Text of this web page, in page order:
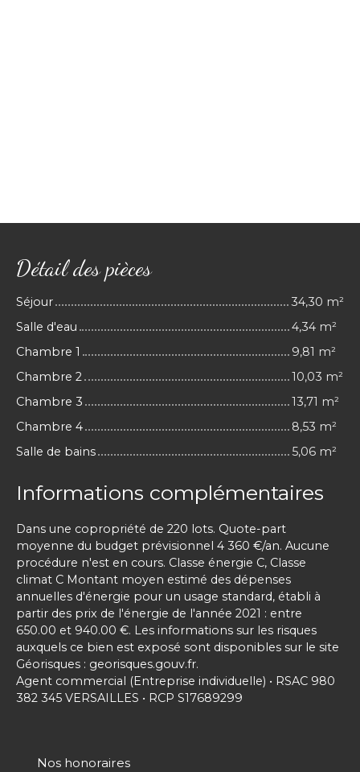
Détail des pièces
Séjour
34,30 m²
Salle d'eau
4,34 m²
Chambre 1
9,81 m²
Chambre 2
10,03 m²
Chambre 3
13,71 m²
Chambre 4
8,53 m²
Salle de bains
5,06 m²
Informations complémentaires
Dans une copropriété de 220 lots. Quote-part
moyenne du budget prévisionnel 4 360 €/an. Aucune
procédure n'est en cours. Classe énergie C, Classe
climat C Montant moyen estimé des dépenses
annuelles d'énergie pour un usage standard, établi à
partir des prix de l'énergie de l'année 2021 : entre
650.00 et 940.00 €. Les informations sur les risques
auxquels ce bien est exposé sont disponibles sur le site
Géorisques : georisques.gouv.fr.
Agent commercial (Entreprise individuelle) • RSAC 980
382 345 VERSAILLES • RCP S17689299
Nos honoraires